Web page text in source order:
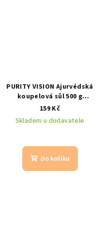
PURITY VISION Ajurvédská
koupelová sůl 500 g
ajurvédská koupelová sůl
pro relaxaci a odpočinek
159 Kč
Skladem u dodavatele
Do košíku